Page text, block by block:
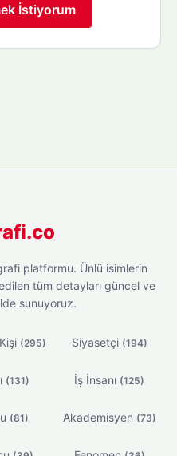
İstiyorum
platformu. Ünlü isimlerin
tüm detayları güncel ve
sunuyoruz.
(295) Siyasetçi (194)
(131) İş İnsanı (125)
(81) Akademisyen (73)